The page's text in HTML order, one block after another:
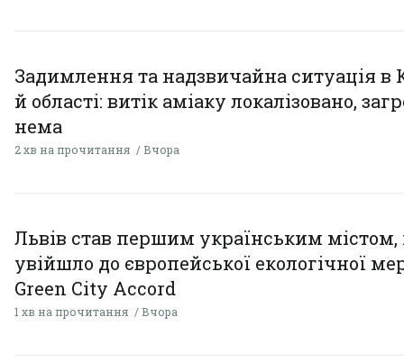
Задимлення та надзвичайна ситуація в
й області: витік аміаку локалізовано,
нема
2 хв на прочитання Вчора
Львів став першим українським
увійшло до європейської екологічної
Green City Accord
1 хв на прочитання Вчора